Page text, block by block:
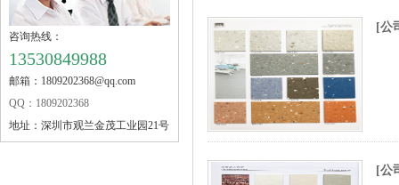
咨询热线：
13530849988
邮箱：1809202368@qq.com
QQ：1809202368
地址： 深圳市观兰金茂工业园21号
[公
[公